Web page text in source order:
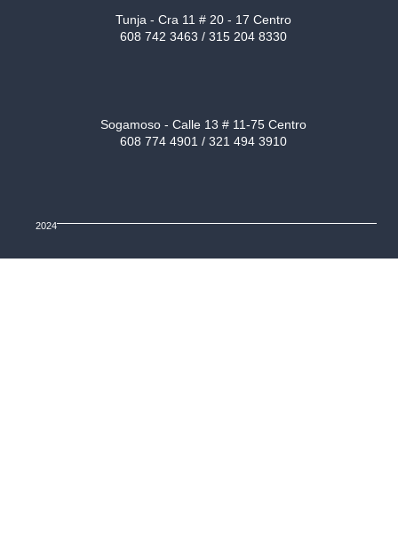
Tunja - Cra 11 # 20 - 17 Centro
608 742 3463 / 315 204 8330
Sogamoso - Calle 13 # 11-75 Centro
608 774 4901 / 321 494 3910
2024